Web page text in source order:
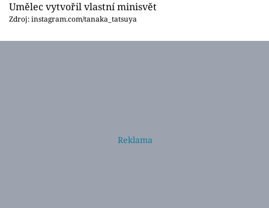
Umělec vytvořil vlastní minisvět
Zdroj: instagram.com/tanaka_tatsuya